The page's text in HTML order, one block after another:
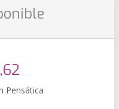
Pensática